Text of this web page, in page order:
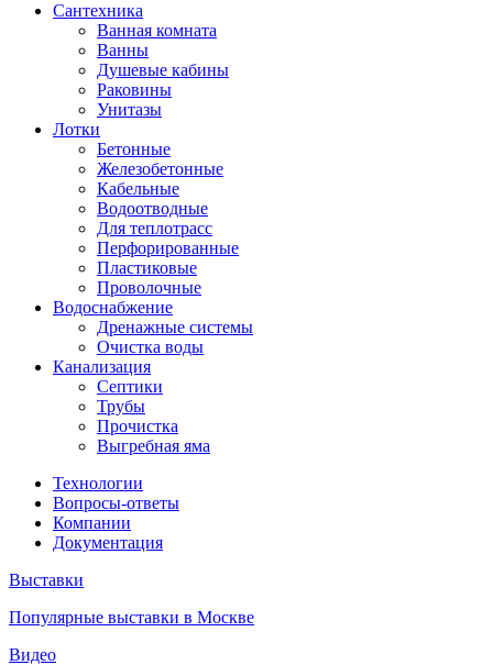
Сантехника
Ванная комната
Ванны
Душевые кабины
Раковины
Унитазы
Лотки
Бетонные
Железобетонные
Кабельные
Водоотводные
Для теплотрасс
Перфорированные
Пластиковые
Проволочные
Водоснабжение
Дренажные системы
Очистка воды
Канализация
Септики
Трубы
Прочистка
Выгребная яма
Технологии
Вопросы-ответы
Компании
Документация
Выставки
Популярные выставки в Москве
Видео